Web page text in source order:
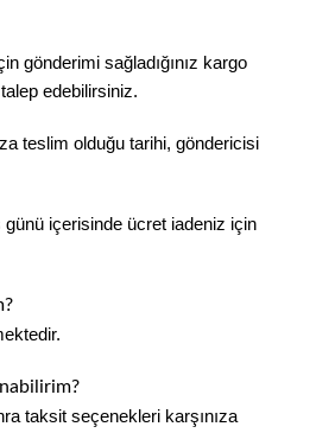
gönderimi sağladığınız kargo
edebilirsiniz.
teslim olduğu tarihi, göndericisi
içerisinde ücret iadeniz için
taksit seçenekleri karşınıza